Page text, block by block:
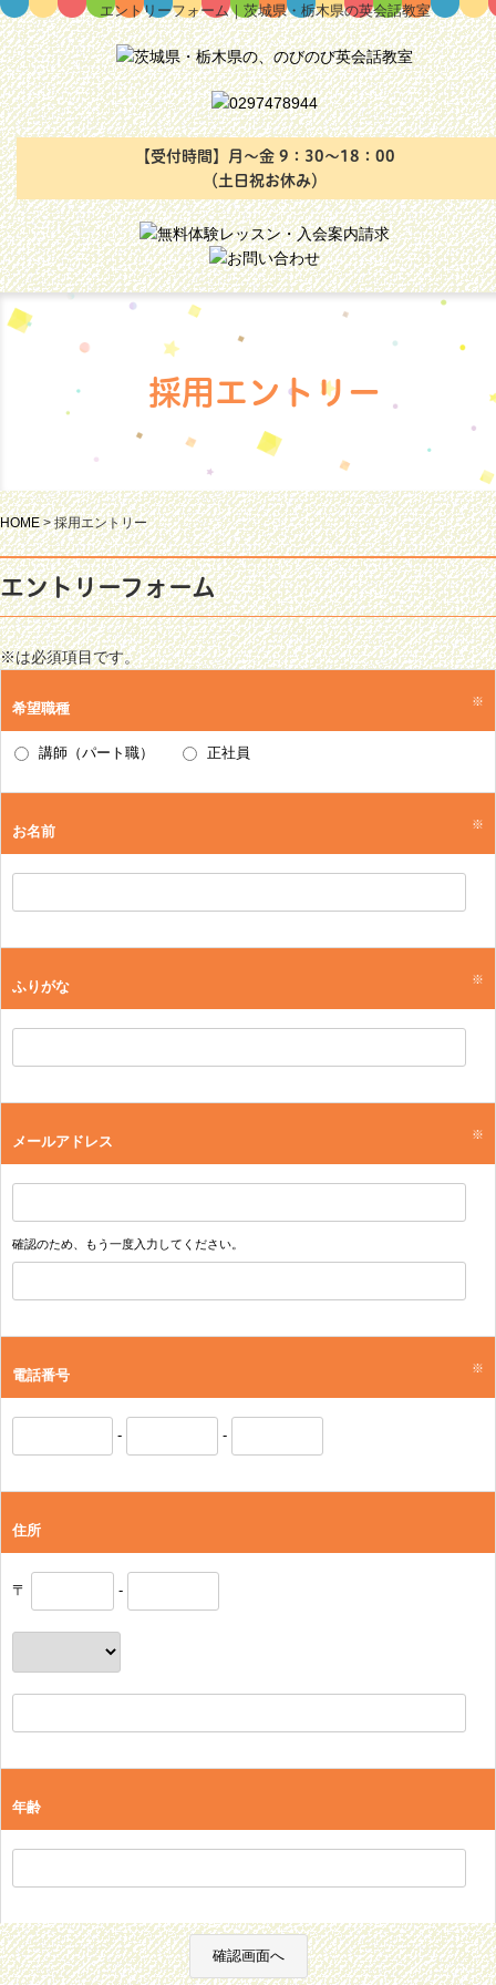
エントリーフォーム｜茨城県・栃木県の英会話教室
【受付時間】月～金 9：30～18：00
（土日祝お休み）
採用エントリー
HOME>採用エントリー
エントリーフォーム
※は必須項目です。
希望職種 ※
講師（パート職） 正社員
お名前 ※
ふりがな ※
メールアドレス ※
確認のため、もう一度入力してください。
電話番号 ※
- -
住所
〒 -
年齢